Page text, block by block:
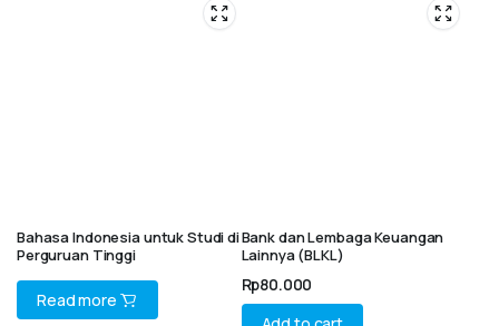
Bahasa Indonesia untuk Studi di
Perguruan Tinggi
Read more
Bank dan Lembaga Keuangan
Lainnya (BLKL)
Rp80.000